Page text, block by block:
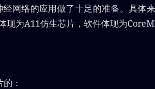
网络的应用做了十足的准备。具体
为A11仿生芯片，软件体现为
：